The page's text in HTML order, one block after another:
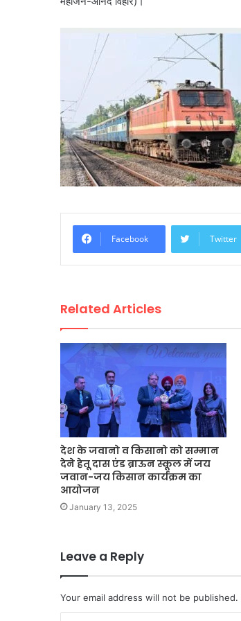
Facebook Twitter
Related Articles
देश के जवानो व किसानो को सम्मान
देने हेतू दास एंड ब्राऊन स्कूल में जय
जवान-जय किसान कार्यक्रम का
आयोजन
January 13, 2025
Leave a Reply
Your email address will not be published.